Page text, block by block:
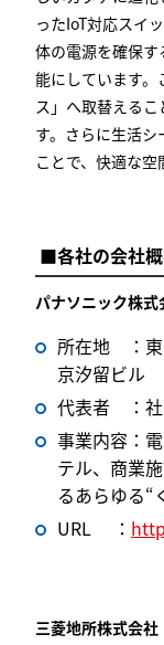
ったIoT対応スイ
体の電源を確保
能にしています
ス」へ取替える
す。さらに生活
ことで、快適な空
■各社の会社
パナソニック株
所在地 ：東
京汐留ビル
代表者 ：社
事業内容：
テル、商業
るあらゆる“
URL ：
三菱地所株式会社